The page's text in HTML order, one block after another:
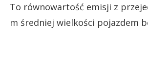
To równowartość emisji z
m średniej wielkości pojazdem